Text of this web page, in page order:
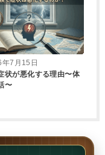
年7月15日
状が悪化する理由〜体
〜